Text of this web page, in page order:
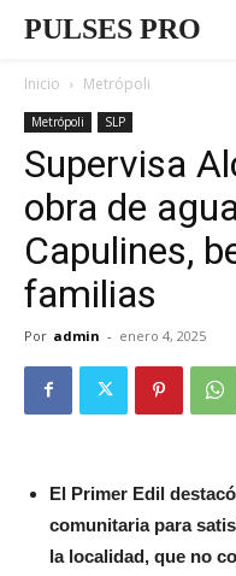
PULSES PRO
Inicio Metrópoli
Metrópoli SLP
Supervisa
obra de
Capulines,
familias
Por admin - enero 4, 2025
El Primer Edil
comunitaria para
la localidad, que no